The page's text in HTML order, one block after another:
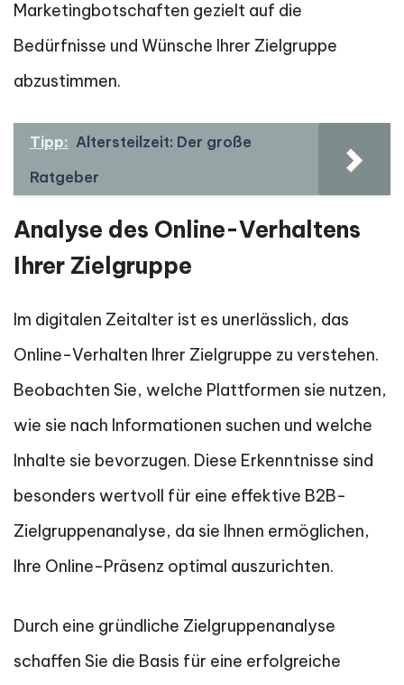
Marketingbotschaften gezielt auf die
Bedürfnisse und Wünsche Ihrer Zielgruppe
abzustimmen.
Tipp: Altersteilzeit: Der große
Ratgeber
Analyse des Online-Verhaltens
Ihrer Zielgruppe
Im digitalen Zeitalter ist es unerlässlich, das
Online-Verhalten Ihrer Zielgruppe zu verstehen.
Beobachten Sie, welche Plattformen sie nutzen,
wie sie nach Informationen suchen und welche
Inhalte sie bevorzugen. Diese Erkenntnisse sind
besonders wertvoll für eine effektive B2B-
Zielgruppenanalyse, da sie Ihnen ermöglichen,
Ihre Online-Präsenz optimal auszurichten.
Durch eine gründliche Zielgruppenanalyse
schaffen Sie die Basis für eine erfolgreiche